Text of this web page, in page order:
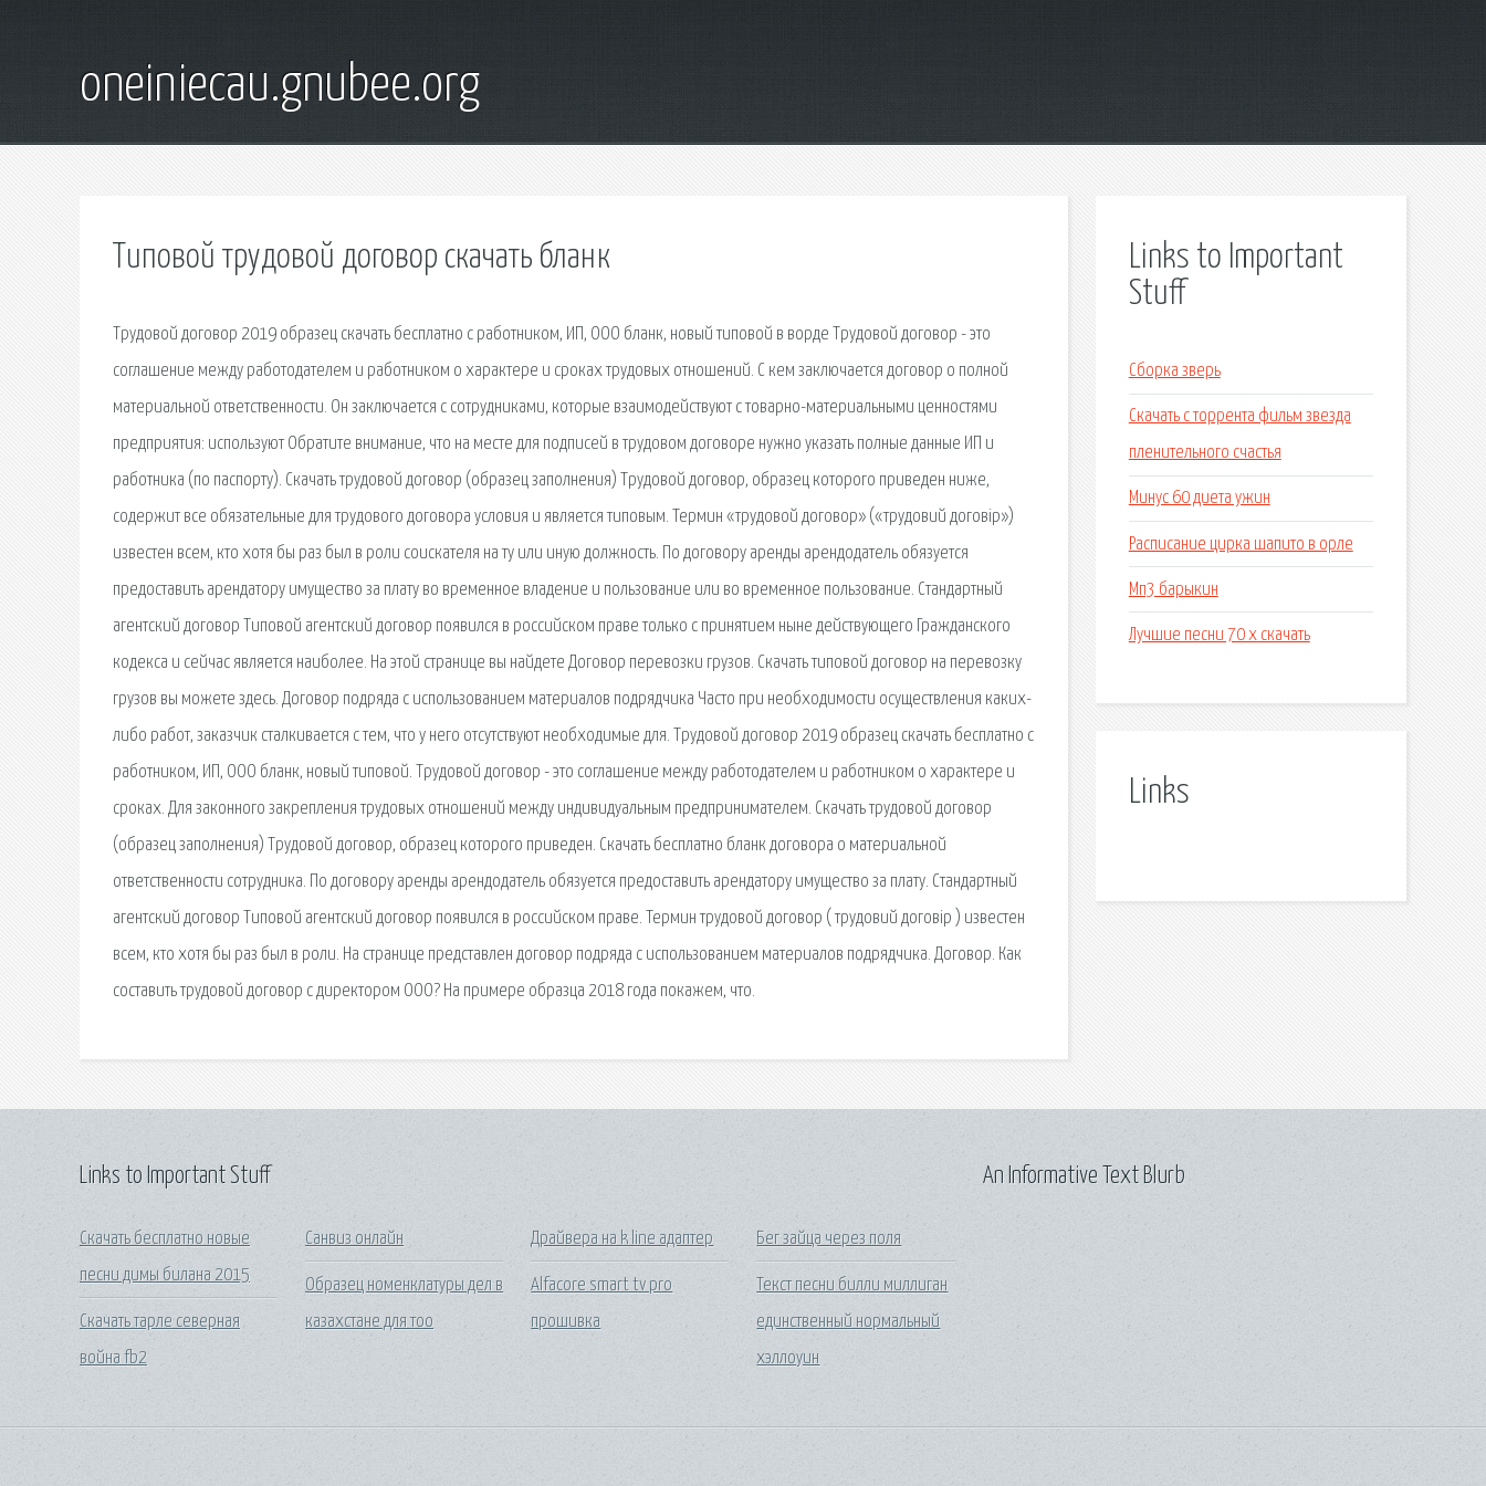
oneiniecau.gnubee.org
Типовой трудовой договор скачать бланк
Трудовой договор 2019 образец скачать бесплатно с работником, ИП, ООО бланк, новый типовой в ворде Трудовой договор - это
соглашение между работодателем и работником о характере и сроках трудовых отношений. С кем заключается договор о полной
материальной ответственности. Он заключается с сотрудниками, которые взаимодействуют с товарно-материальными ценностями
предприятия: используют Обратите внимание, что на месте для подписей в трудовом договоре нужно указать полные данные ИП и
работника (по паспорту). Скачать трудовой договор (образец заполнения) Трудовой договор, образец которого приведен ниже,
содержит все обязательные для трудового договора условия и является типовым. Термин «трудовой договор» («трудовий договiр»)
известен всем, кто хотя бы раз был в роли соискателя на ту или иную должность. По договору аренды арендодатель обязуется
предоставить арендатору имущество за плату во временное владение и пользование или во временное пользование. Стандартный
агентский договор Типовой агентский договор появился в российском праве только с принятием ныне действующего Гражданского
кодекса и сейчас является наиболее. На этой странице вы найдете Договор перевозки грузов. Скачать типовой договор на перевозку
грузов вы можете здесь. Договор подряда с использованием материалов подрядчика Часто при необходимости осуществления каких-
либо работ, заказчик сталкивается с тем, что у него отсутствуют необходимые для. Трудовой договор 2019 образец скачать бесплатно с
работником, ИП, ООО бланк, новый типовой. Трудовой договор - это соглашение между работодателем и работником о характере и
сроках. Для законного закрепления трудовых отношений между индивидуальным предпринимателем. Скачать трудовой договор
(образец заполнения) Трудовой договор, образец которого приведен. Скачать бесплатно бланк договора о материальной
ответственности сотрудника. По договору аренды арендодатель обязуется предоставить арендатору имущество за плату. Стандартный
агентский договор Типовой агентский договор появился в российском праве. Термин трудовой договор ( трудовий договiр ) известен
всем, кто хотя бы раз был в роли. На странице представлен договор подряда с использованием материалов подрядчика. Договор. Как
составить трудовой договор с директором ООО? На примере образца 2018 года покажем, что.
Links to Important
Stuff
Сборка зверь
Скачать с торрента фильм звезда
пленительного счастья
Минус 60 диета ужин
Расписание цирка шапито в орле
Мп3 барыкин
Лучшие песни 70 х скачать
Links
Links to Important Stuff
Скачать бесплатно новые
песни димы билана 2015
Скачать тарле северная
война fb2
Санвиз онлайн
Образец номенклатуры дел в
казахстане для тоо
Драйвера на k line адаптер
Alfacore smart tv pro
прошивка
Бег зайца через поля
Текст песни билли миллиган
единственный нормальный
хэллоуин
An Informative Text Blurb